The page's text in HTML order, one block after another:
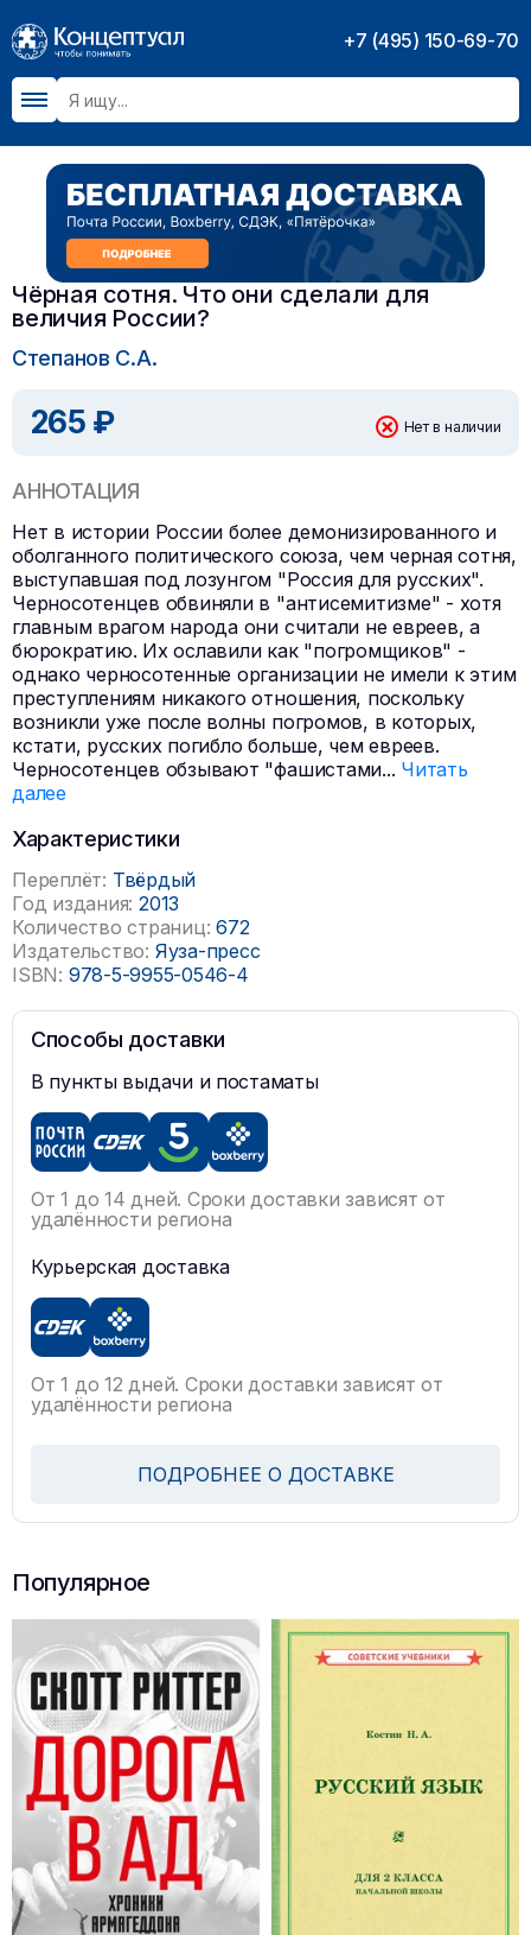
+7 (495) 150-69-70
Чёрная сотня. Что они сделали для
величия России?
Степанов С.А.
265 ₽ Нет в наличии
АННОТАЦИЯ
Нет в истории России более демонизированного и
оболганного политического союза, чем черная сотня,
выступавшая под лозунгом "Россия для русских".
Черносотенцев обвиняли в "антисемитизме" - хотя
главным врагом народа они считали не евреев, а
бюрократию. Их ославили как "погромщиков" -
однако черносотенные организации не имели к этим
преступлениям никакого отношения, поскольку
возникли уже после волны погромов, в которых,
кстати, русских погибло больше, чем евреев.
Черносотенцев обзывают "фашистами... Читать
далее
Характеристики
Переплёт: Твёрдый
Год издания: 2013
Количество страниц: 672
Издательство: Яуза-пресс
ISBN: 978-5-9955-0546-4
Способы доставки
В пункты выдачи и постаматы
От 1 до 14 дней. Сроки доставки зависят от
удалённости региона
Курьерская доставка
От 1 до 12 дней. Сроки доставки зависят от
удалённости региона
ПОДРОБНЕЕ О ДОСТАВКЕ
Популярное